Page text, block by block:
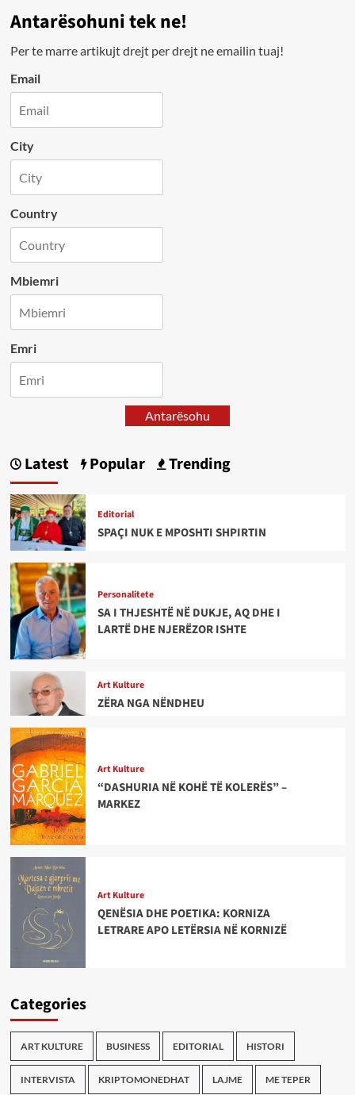
Antarësohuni tek ne!
Per te marre artikujt drejt per drejt ne emailin tuaj!
Email
City
Country
Mbiemri
Emri
Antarësohu
Latest Popular Trending
Editorial
SPAÇI NUK E MPOSHTI SHPIRTIN
Personalitete
SA I THJESHTË NË DUKJE, AQ DHE I
LARTË DHE NJERËZOR ISHTE
Art Kulture
ZËRA NGA NËNDHEU
Art Kulture
“DASHURIA NË KOHË TË KOLERËS” –
MARKEZ
Art Kulture
QENËSIA DHE POETIKA: KORNIZA
LETRARE APO LETËRSIA NË KORNIZË
Categories
ART KULTURE BUSINESS EDITORIAL HISTORI
INTERVISTA KRIPTOMONEDHAT LAJME ME TEPER